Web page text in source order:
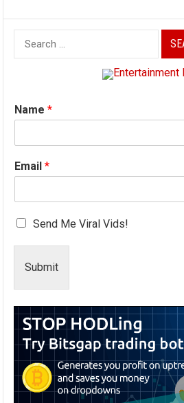
Search
for:
Name*
Email*
Send Me Viral Vids!
Submit